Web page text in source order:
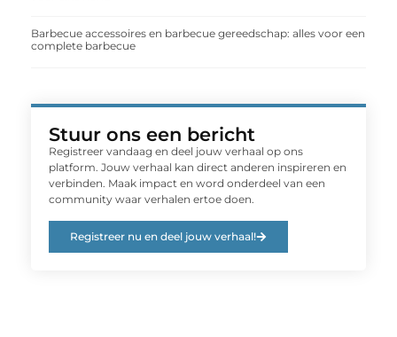
Barbecue accessoires en barbecue gereedschap: alles voor een
complete barbecue
Stuur ons een bericht
Registreer vandaag en deel jouw verhaal op ons
platform. Jouw verhaal kan direct anderen inspireren en
verbinden. Maak impact en word onderdeel van een
community waar verhalen ertoe doen.
Registreer nu en deel jouw verhaal!